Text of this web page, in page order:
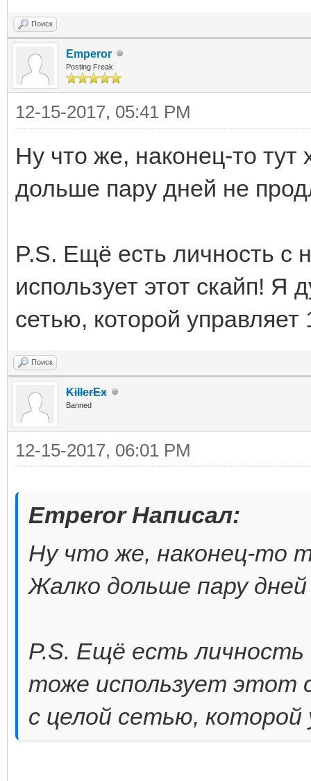
Поиск
Emperor
Posting Freak
12-15-2017, 05:41 PM
Ну что же, наконец-то
дольше пару дней не
P.S. Ещё есть личность с
использует этот скайп!
сетью, которой управляет
Поиск
KillerEx
Banned
12-15-2017, 06:01 PM
Emperor Написал:
Ну что же, наконец-то
Жалко дольше пару
P.S. Ещё есть личность
тоже использует этот
с целой сетью, которой